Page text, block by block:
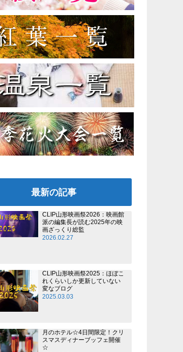
最新の記事
CLIP山形映画祭2026：映画館
派の編集長が読む2025年の映
画ざっくり総監
2026.02.27
CLIP山形映画祭2025：ほぼこ
れくらいしか更新していない
変なブログ
2025.03.03
月のホテル☆4日間限定！クリ
スマスディナーブッフェ開催
☆